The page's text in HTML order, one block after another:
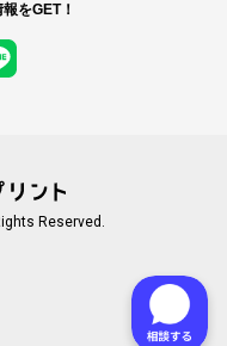
をGET！
Reserved.